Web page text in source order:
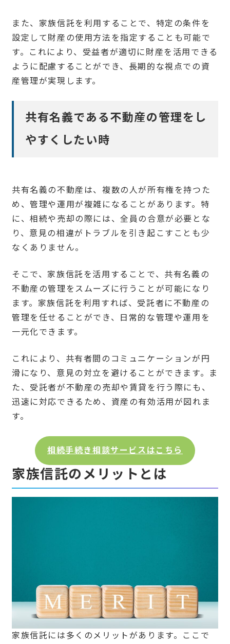
また、家族信託を利用することで、特定の条件を
設定して財産の使用方法を指定することも可能で
す。これにより、受益者が適切に財産を活用できる
ように配慮することができ、長期的な視点での資
産管理が実現します。
共有名義である不動産の管理をし
やすくしたい時
共有名義の不動産は、複数の人が所有権を持つた
め、管理や運用が複雑になることがあります。特
に、相続や売却の際には、全員の合意が必要とな
り、意見の相違がトラブルを引き起こすことも少
なくありません。
そこで、家族信託を活用することで、共有名義の
不動産の管理をスムーズに行うことが可能になり
ます。家族信託を利用すれば、受託者に不動産の
管理を任せることができ、日常的な管理や運用を
一元化できます。
これにより、共有者間のコミュニケーションが円
滑になり、意見の対立を避けることができます。ま
た、受託者が不動産の売却や賃貸を行う際にも、
迅速に対応できるため、資産の有効活用が図れま
す。
相続手続き相談サービスはこちら
家族信託のメリットとは
家族信託には多くのメリットがあります。ここで